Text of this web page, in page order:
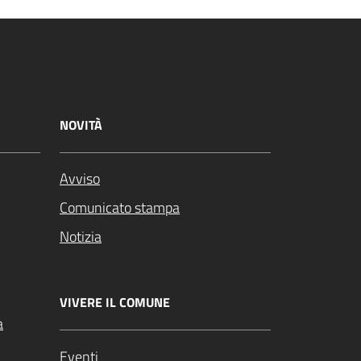
NOVITÀ
Avviso
Comunicato stampa
Notizia
VIVERE IL COMUNE
Eventi